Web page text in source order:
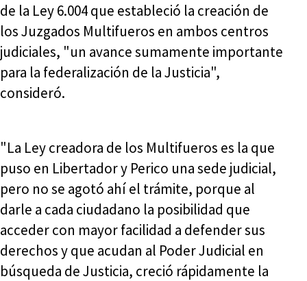
de la Ley 6.004 que estableció la creación de
los Juzgados Multifueros en ambos centros
judiciales, "un avance sumamente importante
para la federalización de la Justicia",
consideró.
"La Ley creadora de los Multifueros es la que
puso en Libertador y Perico una sede judicial,
pero no se agotó ahí el trámite, porque al
darle a cada ciudadano la posibilidad que
acceder con mayor facilidad a defender sus
derechos y que acudan al Poder Judicial en
búsqueda de Justicia, creció rápidamente la